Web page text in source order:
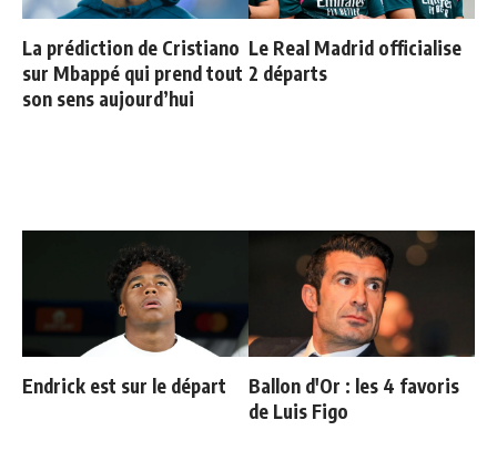
La prédiction de Cristiano
sur Mbappé qui prend tout
son sens aujourd’hui
Le Real Madrid officialise
2 départs
Endrick est sur le départ
Ballon d'Or : les 4 favoris
de Luis Figo